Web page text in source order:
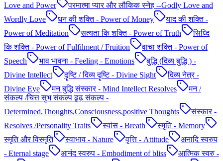
Love and Power
परमात्मा प्यार और लौकिक स्नेह --Godly Love and
Wordly Love
धन की शक्ति - Power of Money
याद की शक्ति -
Power of Meditation
सत्यता कि शक्ति - Power of Truth
सिध्दि
कि शक्ति - Power of Fulfilment / Fruition
वाचा शक्ति - Power of
Speech
भाव भावना - Feeling - Emotions
बुद्धि (दिव्य बुद्धि ) -
Divine Intellect
दॄष्टि / दिव्य दॄष्टि - Divine Sight
दिव्य नेत्र -
Divine Eye
मन बुद्धि संस्कार - Mind Intellect Resolves
मन /
संकल्प /चित्त सुभ संकल्प ढृढ़ संकल्प -
Determined,Thoughts,Consciousness,positive Thoughts
संस्कार -
Resolves /Personality Traits
स्वांस - Breath
स्मृति - Memory
स्मृति और विस्मृति
स्वाभाव - Nature वृत्ति - Attitude
अनादि स्वरुप
- Eternal stage
आनंद स्वरुप - Embodiment of bliss
आत्मिक स्वरु -